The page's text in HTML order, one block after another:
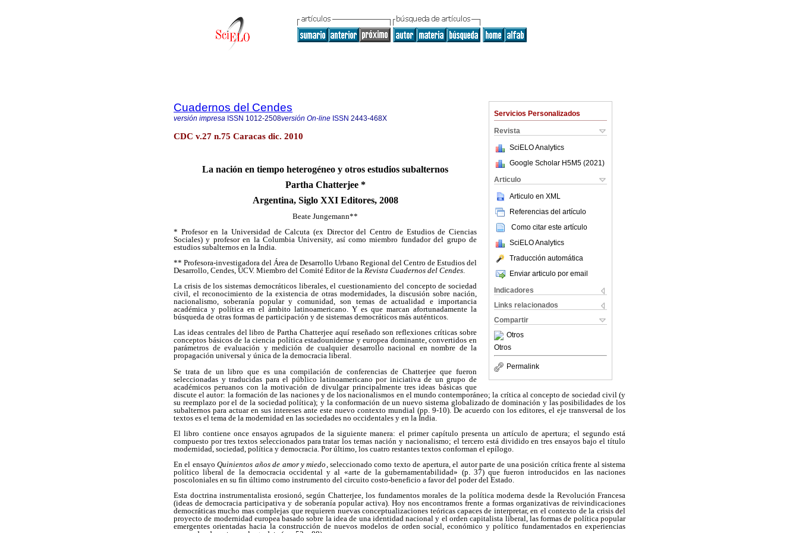
Servicios Personalizados
Revista
SciELO Analytics
Google Scholar H5M5 (2021 )
Articulo
Articulo en XML
Referencias del artículo
Como citar este artículo
SciELO Analytics
Traducción automática
Enviar articulo por email
Indicadores
Links relacionados
Compartir
Otros
Otros
Permalink
Cuadernos del Cendes
versión impresa ISSN 1012-2508versión On-line ISSN 2443-468X
CDC v.27 n.75 Caracas dic. 2010
La nación en tiempo heterogéneo y otros estudios subalternos
Partha Chatterjee*
Argentina, Siglo XXI Editores, 2008
Beate Jungemann**
* Profesor en la Universidad de Calcuta (ex Director del Centro de Estudios de Ciencias
Sociales) y profesor en la Columbia University, así como miembro fundador del grupo de
estudios subalternos en la India.
** Profesora-investigadora del Área de Desarrollo Urbano Regional del Centro de Estudios del
Desarrollo, Cendes, UCV. Miembro del Comité Editor de la Revista Cuadernos del Cendes.
La crisis de los sistemas democráticos liberales, el cuestionamiento del concepto de sociedad
civil, el reconocimiento de la existencia de otras modernidades, la discusión sobre nación,
nacionalismo, soberanía popular y comunidad, son temas de actualidad e importancia
académica y política en el ámbito latinoamericano. Y es que marcan afortunadamente la
búsqueda de otras formas de participación y de sistemas democráticos más auténticos.
Las ideas centrales del libro de Partha Chatterjee aquí reseñado son reflexiones críticas sobre
conceptos básicos de la ciencia política estadounidense y europea dominante, convertidos en
parámetros de evaluación y medición de cualquier desarrollo nacional en nombre de la
propagación universal y única de la democracia liberal.
Se trata de un libro que es una compilación de conferencias de Chatterjee que fueron
seleccionadas y traducidas para el público latinoamericano por iniciativa de un grupo de
académicos peruanos con la motivación de divulgar principalmente tres ideas básicas que
discute el autor: la formación de las naciones y de los nacionalismos en el mundo contemporáneo; la crítica al concepto de sociedad civil (y
su reemplazo por el de la sociedad política); y la conformación de un nuevo sistema globalizado de dominación y las posibilidades de los
subalternos para actuar en sus intereses ante este nuevo contexto mundial (pp. 9-10). De acuerdo con los editores, el eje transversal de los
textos es el tema de la modernidad en las sociedades no occidentales y en la India.
El libro contiene once ensayos agrupados de la siguiente manera: el primer capítulo presenta un artículo de apertura; el segundo está
compuesto por tres textos seleccionados para tratar los temas nación y nacionalismo; el tercero está dividido en tres ensayos bajo el título
modernidad, sociedad, política y democracia. Por último, los cuatro restantes textos conforman el epílogo.
En el ensayoQuinientos años de amor y miedo , seleccionado como texto de apertura, el autor parte de una posición crítica frente al sistema
político liberal de la democracia occidental y al «arte de la gubernamentabilidad» (p. 37) que fueron introducidos en las naciones
poscoloniales en su fin último como instrumento del circuito costo-beneficio a favor del poder del Estado.
Esta doctrina instrumentalista erosionó, según Chatterjee, los fundamentos morales de la política moderna desde la Revolución Francesa
(ideas de democracia participativa y de soberanía popular activa). Hoy nos encontramos frente a formas organizativas de reivindicaciones
democráticas mucho mas complejas que requieren nuevas conceptualizaciones teóricas capaces de interpretar, en el contexto de la crisis del
proyecto de modernidad europea basado sobre la idea de una identidad nacional y el orden capitalista liberal, las formas de política popular
emergentes orientadas hacia la construcción de nuevos modelos de orden social, económico y político fundamentados en experiencias